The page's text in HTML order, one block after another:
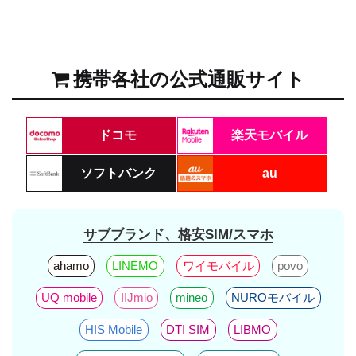
携帯各社の公式通販サイト
ドコモ 楽天モバイル
ソフトバンク au
サブブランド、格安SIM/スマホ
ahamo LINEMO ワイモバイル povo
UQ mobile IIJmio mineo NUROモバイル
HIS Mobile DTI SIM LIBMO